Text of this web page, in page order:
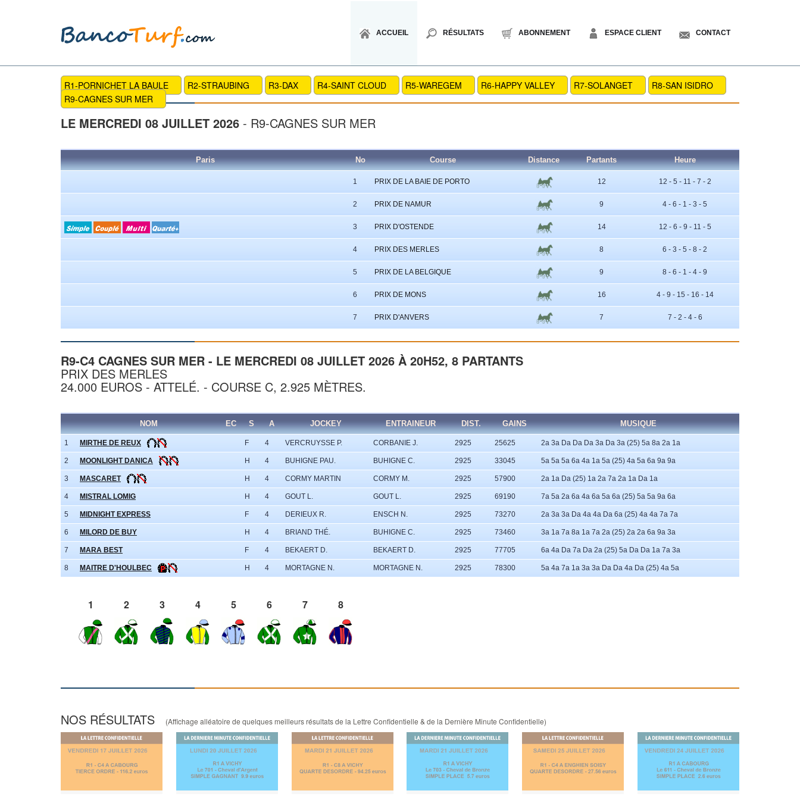
ACCUEIL RÉSULTATS ABONNEMENT ESPACE CLIENT CONTACT
R1-PORNICHET LA BAULE R2-STRAUBING R3-DAX R4-SAINT CLOUD R5-WAREGEM R6-HAPPY VALLEY R7-SOLANGET
R8-SAN ISIDRO
R9-CAGNES SUR MER
LE MERCREDI 08 JUILLET 2026 - R9-CAGNES SUR MER
Paris No Course Distance Partants Heure
1 PRIX DE LA BAIE DE PORTO 12 12 - 5 - 11 - 7 - 2
2 PRIX DE NAMUR 9 4 - 6 - 1 - 3 - 5
3 PRIX D'OSTENDE 14 12 - 6 - 9 - 11 - 5
4 PRIX DES MERLES 8 6 - 3 - 5 - 8 - 2
5 PRIX DE LA BELGIQUE 9 8 - 6 - 1 - 4 - 9
6 PRIX DE MONS 16 4 - 9 - 15 - 16 - 14
7 PRIX D'ANVERS 7 7 - 2 - 4 - 6
R9-C4 CAGNES SUR MER - LE MERCREDI 08 JUILLET 2026 À 20H52, 8 PARTANTS
PRIX DES MERLES
24.000 EUROS - ATTELÉ. - COURSE C, 2.925 MÈTRES.
NOM EC S A JOCKEY ENTRAINEUR DIST. GAINS MUSIQUE
1 MIRTHE DE REUX F 4 VERCRUYSSE P. CORBANIE J. 2925 25625 2a 3a Da Da Da 3a Da 3a (25) 5a 8a 2a 1a
2 MOONLIGHT DANICA H 4 BUHIGNE PAU. BUHIGNE C. 2925 33045 5a 5a 5a 6a 4a 1a 5a (25) 4a 5a 6a 9a 9a
3 MASCARET H 4 CORMY MARTIN CORMY M. 2925 57900 2a 1a Da (25) 1a 2a 7a 2a 1a Da 1a
4 MISTRAL LOMIG H 4 GOUT L. GOUT L. 2925 69190 7a 5a 2a 6a 4a 6a 5a 6a (25) 5a 5a 9a 6a
5 MIDNIGHT EXPRESS F 4 DERIEUX R. ENSCH N. 2925 73270 2a 3a 3a Da 4a 4a Da 6a (25) 4a 4a 7a 7a
6 MILORD DE BUY H 4 BRIAND THÉ. BUHIGNE C. 2925 73460 3a 1a 7a 8a 1a 7a 2a (25) 2a 2a 6a 9a 3a
7 MARA BEST F 4 BEKAERT D. BEKAERT D. 2925 77705 6a 4a Da 7a Da 2a (25) 5a Da Da 1a 7a 3a
8 MAITRE D'HOULBEC H 4 MORTAGNE N. MORTAGNE N. 2925 78300 5a 4a 7a 1a 3a 3a Da Da 4a Da (25) 4a 5a
1 2 3 4 5 6 7 8
NOS RÉSULTATS (Affichage alléatoire de quelques meilleurs résultats de la Lettre Confidentielle & de la Dernière Minute Confidentielle)